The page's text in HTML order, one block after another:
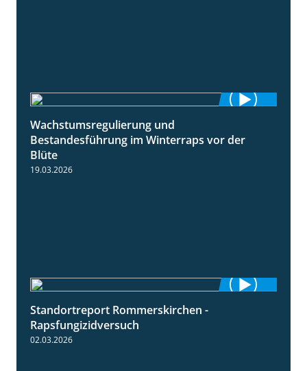
Wachstumsregulierung und
Bestandesführung im Winterraps vor der
Blüte
19.03.2026
Standortreport Rommerskirchen -
Rapsfungizidversuch
02.03.2026